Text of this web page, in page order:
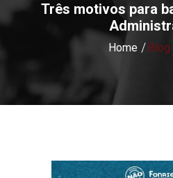
Três motivos para
Home